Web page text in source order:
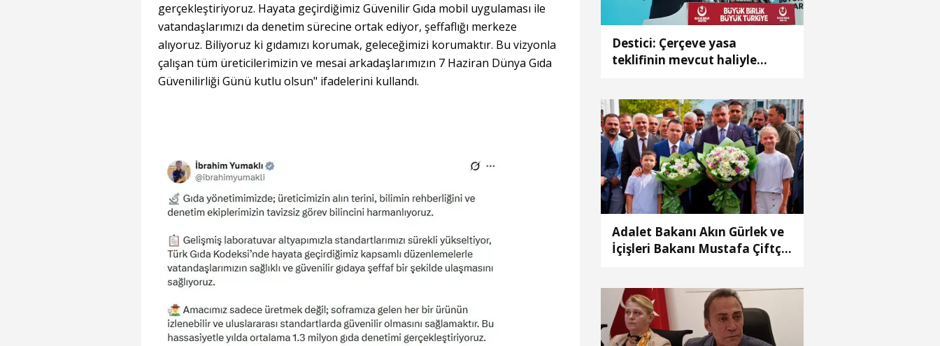
gerçekleştiriyoruz. Hayata geçirdiğimiz Güvenilir Gıda mobil uygulaması ile
vatandaşlarımızı da denetim sürecine ortak ediyor, şeffaflığı merkeze
alıyoruz. Biliyoruz ki gıdamızı korumak, geleceğimizi korumaktır. Bu vizyonla
çalışan tüm üreticilerimizin ve mesai arkadaşlarımızın 7 Haziran Dünya Gıda
Güvenilirliği Günü kutlu olsun" ifadelerini kullandı.
Destici: Çerçeve yasa
teklifinin mevcut haliyle
Adalet Bakanı Akın Gürlek ve
İçişleri Bakanı Mustafa Çiftçi